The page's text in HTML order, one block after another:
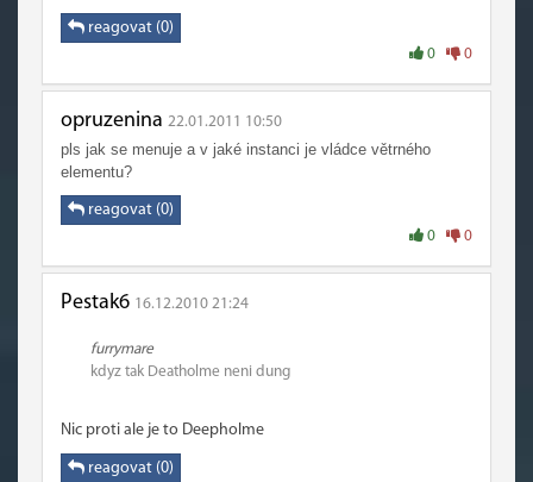
reagovat (0)
0 0
opruzenina 22.01.2011 10:50
pls jak se menuje a v jaké instanci je vládce větrného
elementu?
reagovat (0)
0 0
Pestak6 16.12.2010 21:24
furrymare
kdyz tak Deatholme neni dung
Nic proti ale je to Deepholme
reagovat (0)